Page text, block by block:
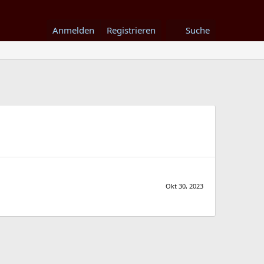
Anmelden Registrieren Suche
Okt 30, 2023